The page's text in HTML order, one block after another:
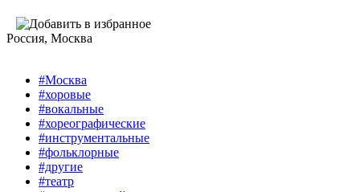
Россия, Москва
#Москва
#хоровые
#вокальные
#хореографические
#инструментальные
#фольклорные
#другие
#театр